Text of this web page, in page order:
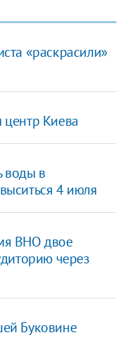
«раскрасили»
центр Киева
воды в
4 июля
ВНО двое
через
Буковине